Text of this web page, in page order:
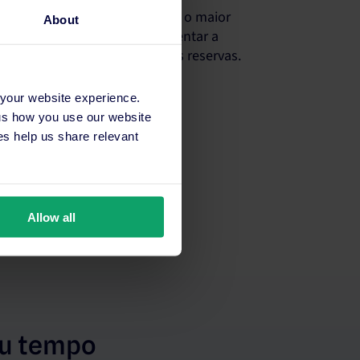
About
website experience.
how you use our website
help us share relevant
Allow all
hoteleiro trabalha com o maior
da indústria, para aumentar a
e maximizar as suas reservas.
tempo